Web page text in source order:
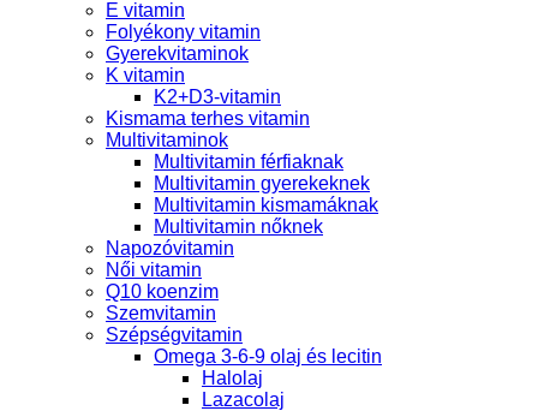
E vitamin
Folyékony vitamin
Gyerekvitaminok
K vitamin
K2+D3-vitamin
Kismama terhes vitamin
Multivitaminok
Multivitamin férfiaknak
Multivitamin gyerekeknek
Multivitamin kismamáknak
Multivitamin nőknek
Napozóvitamin
Női vitamin
Q10 koenzim
Szemvitamin
Szépségvitamin
Omega 3-6-9 olaj és lecitin
Halolaj
Lazacolaj